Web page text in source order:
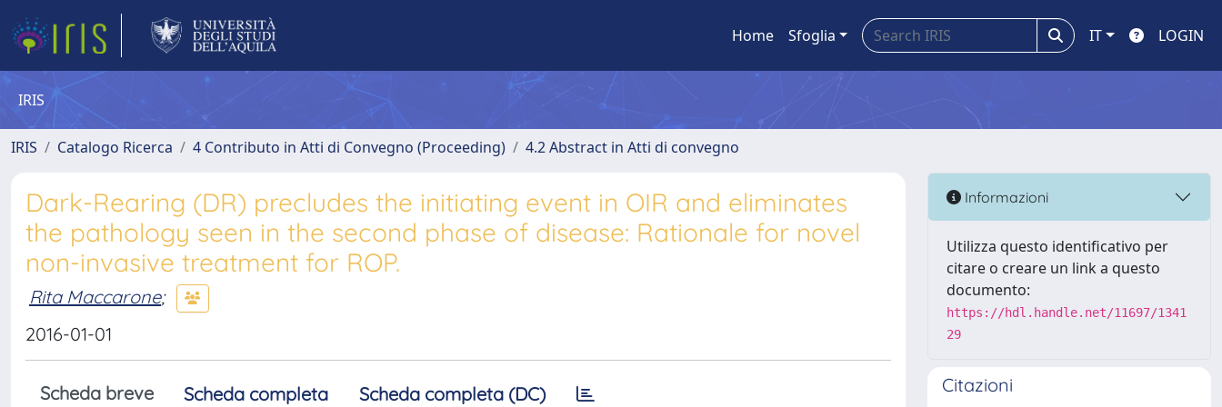
Home Sfoglia IT LOGIN
IRIS
IRIS Catalogo Ricerca 4 Contributo in Atti di Convegno (Proceeding) 4.2 Abstract in Atti di convegno
Dark-Rearing (DR) precludes the initiating event in OIR and eliminates
the pathology seen in the second phase of disease: Rationale for novel
non-invasive treatment for ROP.
Rita Maccarone;
2016-01-01
Scheda breve Scheda completa Scheda completa (DC)
Informazioni
Utilizza questo identificativo per
citare o creare un link a questo
documento:
https://hdl.handle.net/11697/1341
29
Citazioni